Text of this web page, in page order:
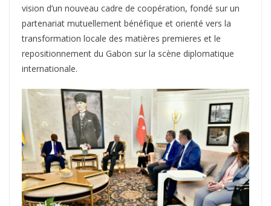
vision d’un nouveau cadre de coopération, fondé sur un
partenariat mutuellement bénéfique et orienté vers la
transformation locale des matières premieres et le
repositionnement du Gabon sur la scène diplomatique
internationale.